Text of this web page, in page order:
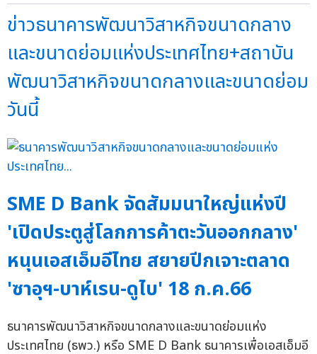
ข่าวธนาคารพัฒนาวิสาหกิจขนาดกลาง
และขนาดย่อมแห่งประเทศไทย+สถาบัน
พัฒนาวิสาหกิจขนาดกลางและขนาดย่อม
วันนี้
SME D Bank จัดสัมมนาใหญ่แห่งปี
'เปิดประตูสู่โลกการค้าตะวันออกกลาง'
หนุนเอสเอ็มอีไทย สยายปีกเจาะตลาด
'ซาอุฯ-บาห์เรน-ดูไบ' 18 ก.ค.66
ธนาคารพัฒนาวิสาหกิจขนาดกลางและขนาดย่อมแห่ง
ประเทศไทย (ธพว.) หรือ SME D Bank ธนาคารเพื่อเอสเอ็มอี